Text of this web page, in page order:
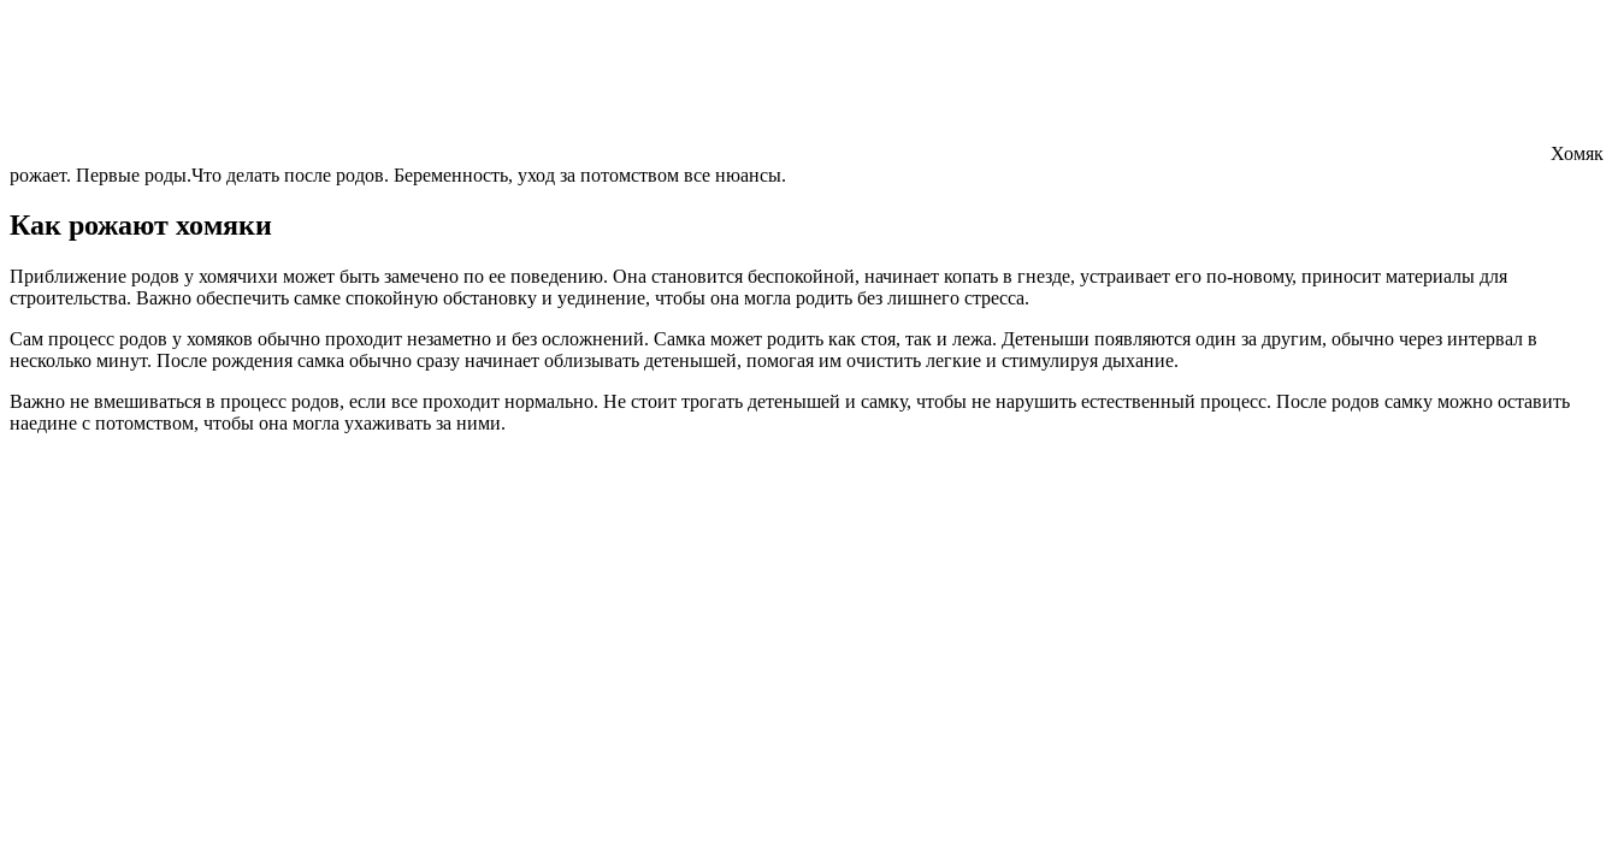
Хомяк
рожает. Первые роды.Что делать после родов. Беременность, уход за потомством все нюансы.
Как рожают хомяки
Приближение родов у хомячихи может быть замечено по ее поведению. Она становится беспокойной, начинает копать в гнезде, устраивает его по-новому, приносит материалы для
строительства. Важно обеспечить самке спокойную обстановку и уединение, чтобы она могла родить без лишнего стресса.
Сам процесс родов у хомяков обычно проходит незаметно и без осложнений. Самка может родить как стоя, так и лежа. Детеныши появляются один за другим, обычно через интервал в
несколько минут. После рождения самка обычно сразу начинает облизывать детенышей, помогая им очистить легкие и стимулируя дыхание.
Важно не вмешиваться в процесс родов, если все проходит нормально. Не стоит трогать детенышей и самку, чтобы не нарушить естественный процесс. После родов самку можно оставить
наедине с потомством, чтобы она могла ухаживать за ними.